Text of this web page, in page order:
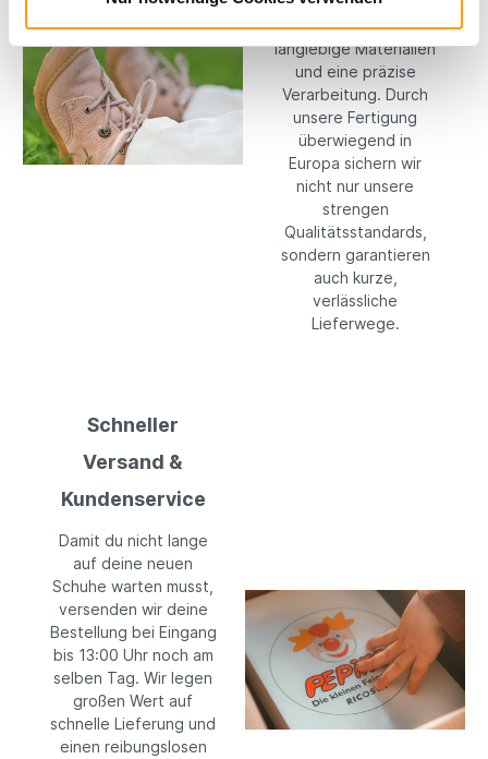
auf hochwertige,
langlebige Materialien
und eine präzise
Verarbeitung. Durch
unsere Fertigung
überwiegend in
Europa sichern wir
nicht nur unsere
strengen
Qualitätsstandards,
sondern garantieren
auch kurze,
verlässliche
Lieferwege.
Schneller
Versand &
Kundenservice
Damit du nicht lange
auf deine neuen
Schuhe warten musst,
versenden wir deine
Bestellung bei Eingang
bis 13:00 Uhr noch am
selben Tag. Wir legen
großen Wert auf
schnelle Lieferung und
einen reibungslosen